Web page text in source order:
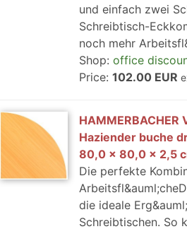
und einfach zwei
Schreibtisch-
noch mehr
Shop: office
Price: 102.00 EUR
Haziender buche
80,0 x 80,0 x 2,5
Die perfekte
die ideale
Schreibtischen. So